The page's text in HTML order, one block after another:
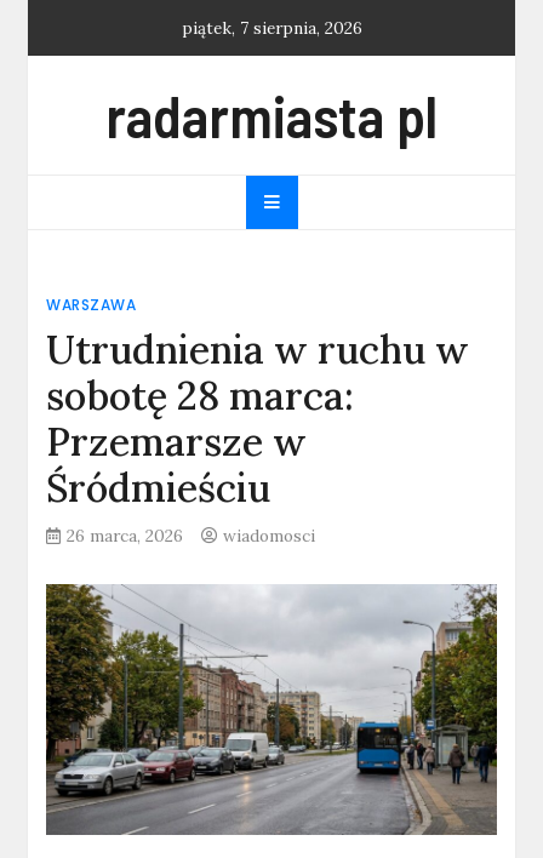
piątek, 7 sierpnia, 2026
radarmiasta pl
WARSZAWA
Utrudnienia w ruchu w
sobotę 28 marca:
Przemarsze w
Śródmieściu
26 marca, 2026 wiadomosci